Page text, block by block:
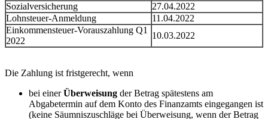
Sozialversicherung
27.04.2022
Lohnsteuer-Anmeldung
11.04.2022
Einkommensteuer-Vorauszahlung Q1
2022
10.03.2022
Die Zahlung ist fristgerecht, wenn
bei einerÜberweisung der Betrag spätestens am
Abgabetermin auf dem Konto des Finanzamts eingegangen ist
(keine Säumniszuschläge bei Überweisung, wenn der Betrag